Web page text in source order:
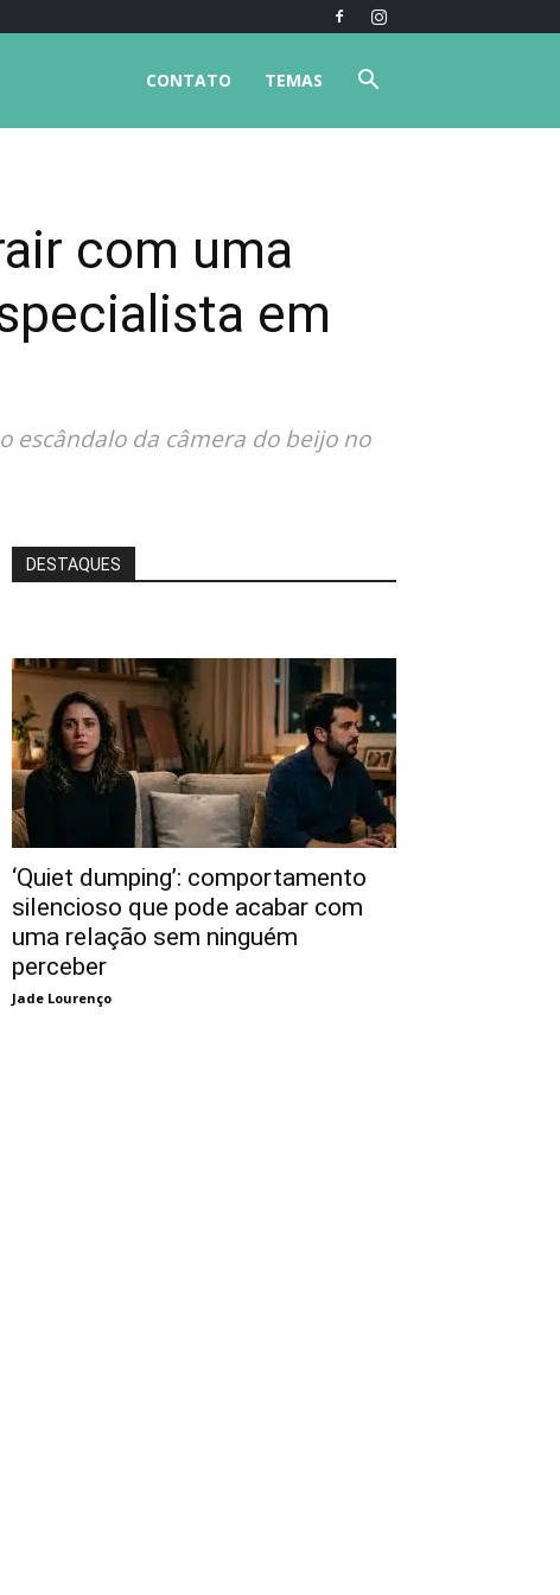
TEMAS
CONTATO
com uma
em
escândalo da câmera do beijo no
DESTAQUES
‘Quiet dumping’: comportamento
silencioso que pode acabar com
uma relação sem ninguém
perceber
Jade Lourenço